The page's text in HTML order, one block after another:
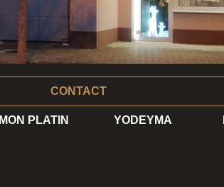
CONTACT
MON PLATIN YODEYMA